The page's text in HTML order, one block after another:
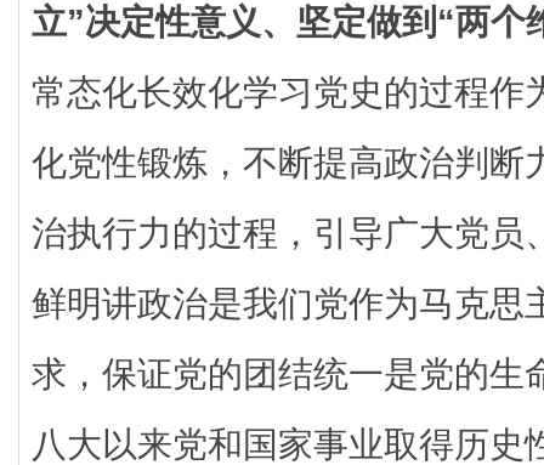
立”决定性意义、坚定做到“两个
常态化长效化学习党史的过程作
化党性锻炼，不断提高政治判断
治执行力的过程，引导广大党员
鲜明讲政治是我们党作为马克思
求，保证党的团结统一是党的生
八大以来党和国家事业取得历史